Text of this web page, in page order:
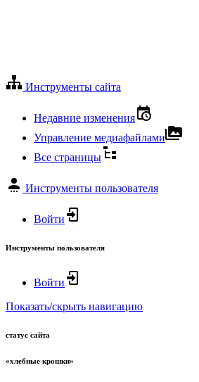
Инструменты сайта
Недавние изменения
Управление медиафайлами
Все страницы
Инструменты пользователя
Войти
Инструменты пользователя
Войти
Показать/скрыть навигацию
статус сайта
«хлебные крошки»